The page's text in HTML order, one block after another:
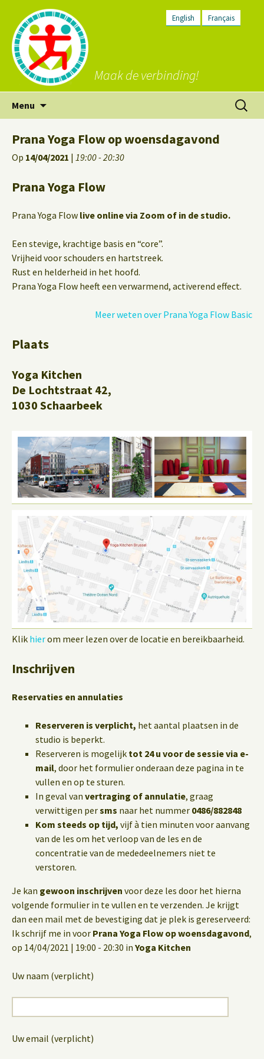
English Français
Maak de verbinding!
Menu
inhoud
Zoeken
naar:
Prana Yoga Flow op woensdagavond
Op 14/04/2021 | 19:00 - 20:30
Prana Yoga Flow
Prana Yoga Flow live online via Zoom of in de studio.
Een stevige, krachtige basis en “core”.
Vrijheid voor schouders en hartstreek.
Rust en helderheid in het hoofd.
Prana Yoga Flow heeft een verwarmend, activerend effect.
Meer weten over Prana Yoga Flow Basic
Plaats
Yoga Kitchen
De Lochtstraat 42,
1030 Schaarbeek
Klik hierom meer lezen over de locatie en bereikbaarheid.
Inschrijven
Reservaties en annulaties
Reserveren is verplicht, het aantal plaatsen in de
studio is beperkt.
Reserveren is mogelijk tot 24 u voor de sessie via e-
mail, door het formulier onderaan deze pagina in te
vullen en op te sturen.
In geval van vertraging of annulatie, graag
verwittigen persms naar het nummer 0486/882848
Kom steeds op tijd, vijf à tien minuten voor aanvang
van de les om het verloop van de les en de
concentratie van de mededeelnemers niet te
verstoren.
Je kan gewoon inschrijven voor deze les door het hierna
volgende formulier in te vullen en te verzenden. Je krijgt
dan een mail met de bevestiging dat je plek is gereserveerd:
Ik schrijf me in voor Prana Yoga Flow op woensdagavond,
op 14/04/2021 | 19:00 - 20:30 in Yoga Kitchen
Uw naam (verplicht)
Uw email (verplicht)